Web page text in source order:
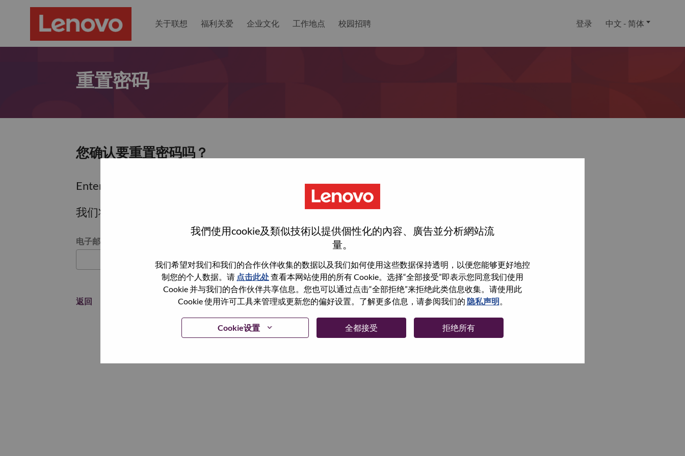
我們使用cookie及類似技術以提供個性化的內容、廣告並分析網站流
量。
我们希望对我们和我们的合作伙伴收集的数据以及我们如何使用这些数据保持透明，以便您能够更好地控
制您的个人数据。请 点击此处查看本网站使用的所有 Cookie。选择“全部接受”即表示您同意我们使用
Cookie 并与我们的合作伙伴共享信息。您也可以通过点击“全部拒绝”来拒绝此类信息收集。请使用此
Cookie 使用许可工具来管理或更新您的偏好设置。了解更多信息，请参阅我们的 隐私声明
Cookie设置 全都接受 拒绝所有
关于联想 福利关爱 企业文化 工作地点 校园招聘 登录 中文 - 简体
重置密码
您确认要重置密码吗？
Enter the email address associated with your account, then click "Continue".
我们将通过电子邮件向您发送一个链接以重置您的密码。
通过电子邮件重置密码
电子邮箱
继续
返回